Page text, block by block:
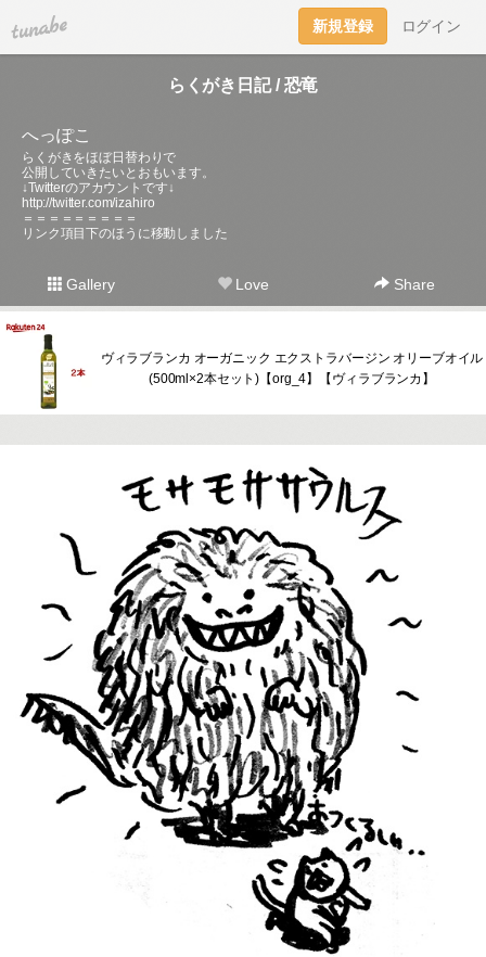
tuna.be 新規登録 ログイン
らくがき日記 / 恐竜
へっぽこ
らくがきをほぼ日替わりで
公開していきたいとおもいます。
↓Twitterのアカウントです↓
http://twitter.com/izahiro
＝＝＝＝＝＝＝＝＝
リンク項目下のほうに移動しました
Gallery Love Share
ヴィラブランカ オーガニック エクストラバージン オリーブオイル
(500ml×2本セット)【org_4】【ヴィラブランカ】